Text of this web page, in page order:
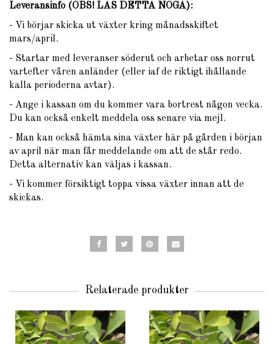
Leveransinfo (OBS! LÄS DETTA NOGA):
- Vi börjar skicka ut växter kring månadsskiftet
mars/april.
- Startar med leveranser söderut och arbetar oss norrut
vartefter våren anländer (eller iaf de riktigt ihållande
kalla perioderna avtar).
- Ange i kassan om du kommer vara bortrest någon vecka.
Du kan också enkelt meddela oss senare via mejl.
- Man kan också hämta sina växter här på gården i början
av april när man får meddelande om att de står redo.
Detta alternativ kan väljas i kassan.
- Vi kommer försiktigt toppa vissa växter innan att de
skickas.
Relaterade produkter